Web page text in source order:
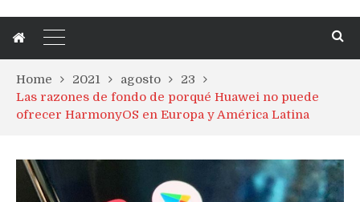
Home 2021 agosto
23
Las razones de fondo de porqué Huawei no puede
ofrecer HarmonyOS en Europa y América Latina